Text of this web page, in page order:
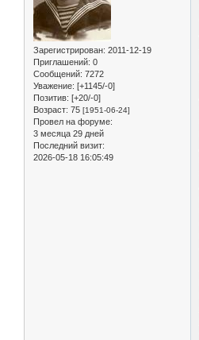
Зарегистрирован: 2011-12-19
Приглашений: 0
Сообщений: 7272
Уважение: [+1145/-0]
Позитив: [+20/-0]
Возраст: 75 [1951-06-24]
Провел на форуме:
3 месяца 29 дней
Последний визит:
2026-05-18 16:05:49